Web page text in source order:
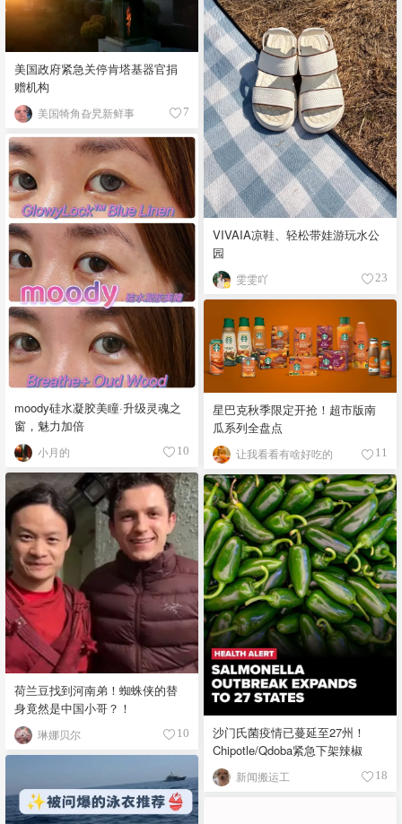
VIVAIA凉鞋、轻松带娃游玩水公
园
雯雯吖 23
美国政府紧急关停肯塔基器官捐
赠机构
美国犄角旮旯新鲜事 7
moody硅水凝胶美瞳·升级灵魂之
窗，魅力加倍
小月的 10
星巴克秋季限定开抢！超市版南
瓜系列全盘点
让我看看有啥好吃的 11
荷兰豆找到河南弟！蜘蛛侠的替
身竟然是中国小哥？！
琳娜贝尔 10
沙门氏菌疫情已蔓延至27州！
Chipotle/Qdoba紧急下架辣椒
新闻搬运工 18